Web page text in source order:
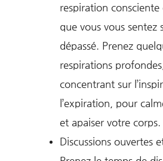
respiration consciente
que vous vous sentez
dépassé. Prenez
respirations
concentrant sur
l’expiration, pour
et apaiser votre corps.
Discussions ouvertes